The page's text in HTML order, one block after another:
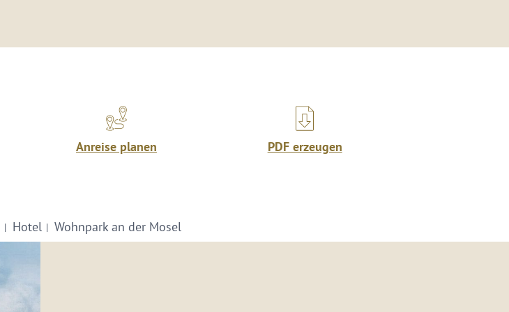
Anreise planen PDF erzeugen
Hotel Wohnpark an der Mosel